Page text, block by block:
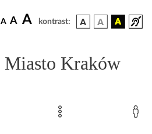
A A A kontrast:
Miasto Kraków